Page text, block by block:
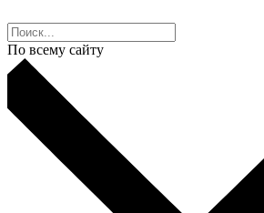
По всему сайту